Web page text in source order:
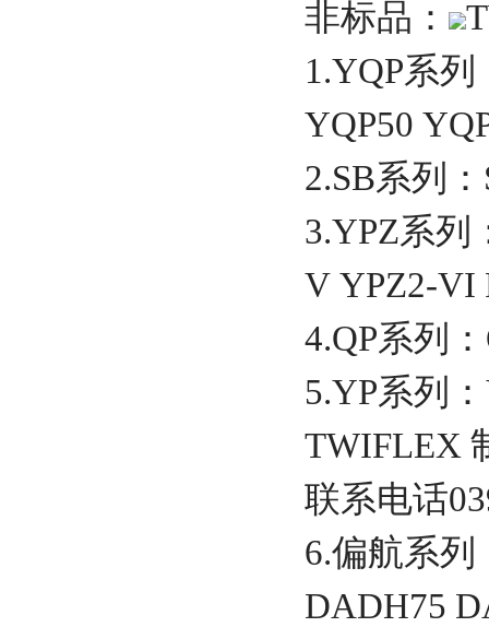
非标品：
1.YQP系列
YQP50
2.SB系列：
3.YPZ系列
V YPZ2-VI
4.QP系列
5.YP系列
TWIFLEX
联系电话
6.偏航系列
DADH75